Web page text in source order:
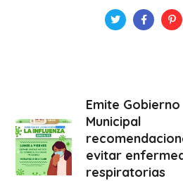
Emite Gobierno
Municipal
evitar
respiratorias